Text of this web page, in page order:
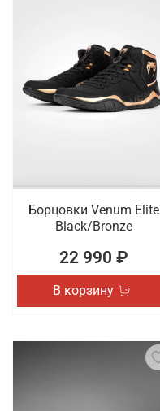
Борцовки Venum Elite
Black/Bronze
22 990 ₽
В корзину